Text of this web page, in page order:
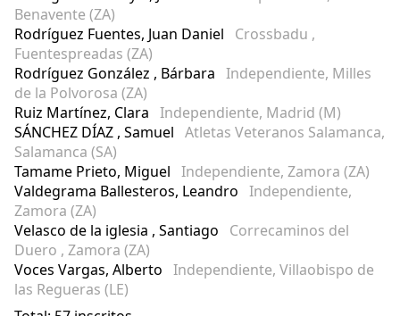
Benavente (ZA)
Rodríguez Fuentes, Juan Daniel Crossbadu ,
Fuentespreadas (ZA)
Rodríguez González , Bárbara Independiente, Milles
de la Polvorosa (ZA)
Ruiz Martínez, Clara Independiente, Madrid (M)
SÁNCHEZ DÍAZ , Samuel Atletas Veteranos Salamanca,
Salamanca (SA)
Tamame Prieto, Miguel Independiente, Zamora (ZA)
Valdegrama Ballesteros, Leandro Independiente,
Zamora (ZA)
Velasco de la iglesia , Santiago Correcaminos del
Duero , Zamora (ZA)
Voces Vargas, Alberto Independiente, Villaobispo de
las Regueras (LE)